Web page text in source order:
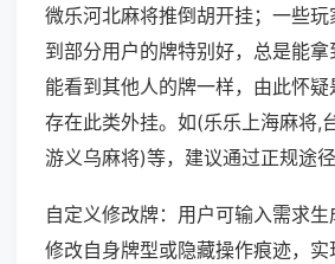
微乐河北麻将推倒胡开挂；一些
到部分用户的牌特别好，总是能
能看到其他人的牌一样，由此怀
存在此类外挂。如(乐乐上海麻将,
游义乌麻将)等，建议通过正规途径
自定义修改牌：用户可输入需求生
修改自身牌型或隐藏操作痕迹，实